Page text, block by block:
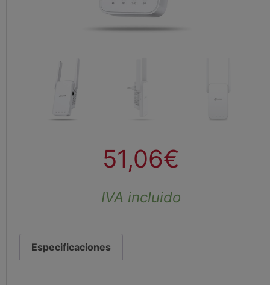
51,06€
IVA incluido
Especificaciones